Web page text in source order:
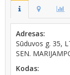
Adresas:
Sūduvos g. 35,
SEN.
Kodas: